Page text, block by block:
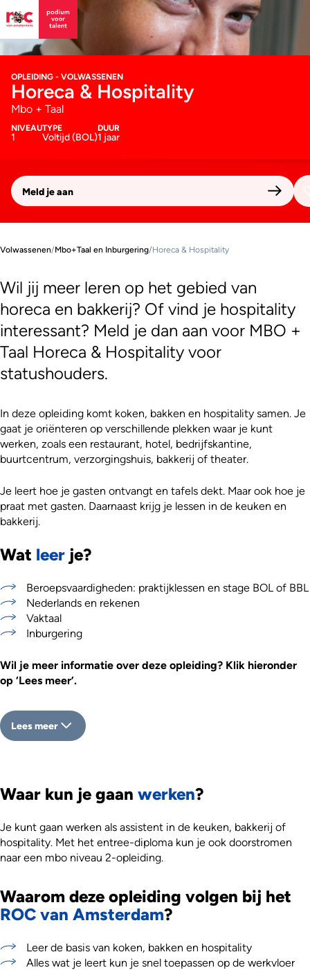
OPLEIDING - VOLWASSENEN
Horeca & Hospitality
Mbo + Taal
NIVEAU
1
TYPE
Voltijd (BOL)
DUUR
1 jaar
Meld je aan
Volwassenen/Mbo+Taal en Inburgering/Horeca & Hospitality
Wil jij meer leren op het gebied van
horeca en bakkerij? Of vind je hospitality
interessant? Meld je dan aan voor MBO +
Taal Horeca & Hospitality voor
statushouders.
In deze opleiding komt koken, bakken en hospitality samen. Je
gaat je oriënteren op verschillende plekken waar je kunt
werken, zoals een restaurant, hotel, bedrijfskantine,
buurtcentrum, verzorgingshuis, bakkerij of theater.
Je leert hoe je gasten ontvangt en tafels dekt. Maar ook hoe je
praat met gasten. Daarnaast krijg je lessen in de keuken en
bakkerij.
Wat leer je?
Beroepsvaardigheden: praktijklessen en stage BOL of BBL
Nederlands en rekenen
Vaktaal
Inburgering
Wil je meer informatie over deze opleiding? Klik hieronder
op ‘Lees meer’.
Lees meer
Waar kun je gaan werken?
Je kunt gaan werken als assistent in de keuken, bakkerij of
hospitality. Met het entree-diploma kun je ook doorstromen
naar een mbo niveau 2-opleiding.
Waarom deze opleiding volgen bij het
ROC van Amsterdam?
Leer de basis van koken, bakken en hospitality
Alles wat je leert kun je snel toepassen op de werkvloer